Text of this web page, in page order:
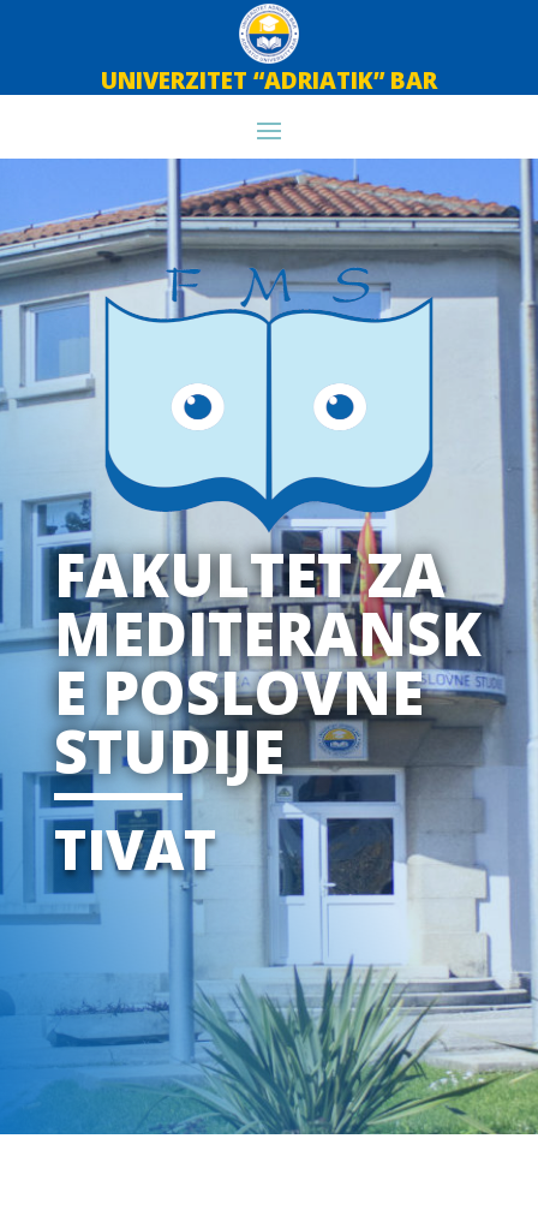
UNIVERZITET “ADRIATIK” BAR
FAKULTET ZA
MEDITERANSK
E POSLOVNE
STUDIJE
TIVAT